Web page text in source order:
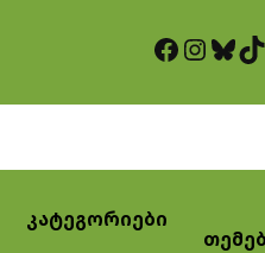
Facebook InstagramBluesky TikTok
კატეგორიები